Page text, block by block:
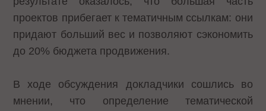
проектов прибегает к тематичным ссылкам: они
придают больший вес и позволяют сэкономить
до 20% бюджета продвижения.
В ходе обсуждения докладчики сошлись во
мнении, что определение тематической